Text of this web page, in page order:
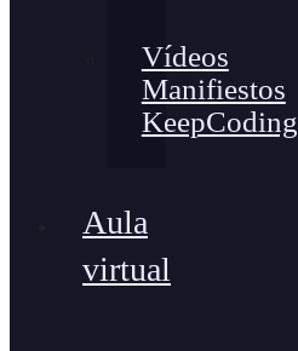
Vídeos
Manifiestos
KeepCoding
Aula
virtual